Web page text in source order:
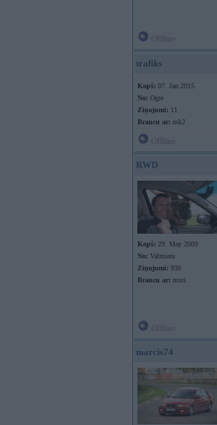
trafiks
Kopš: 07. Jan 2015
No: Ogre
Ziņojumi: 11
Braucu ar: mk2
RWD
Kopš: 29. May 2009
No: Valmiera
Ziņojumi: 930
Braucu ar: muti
marcis74